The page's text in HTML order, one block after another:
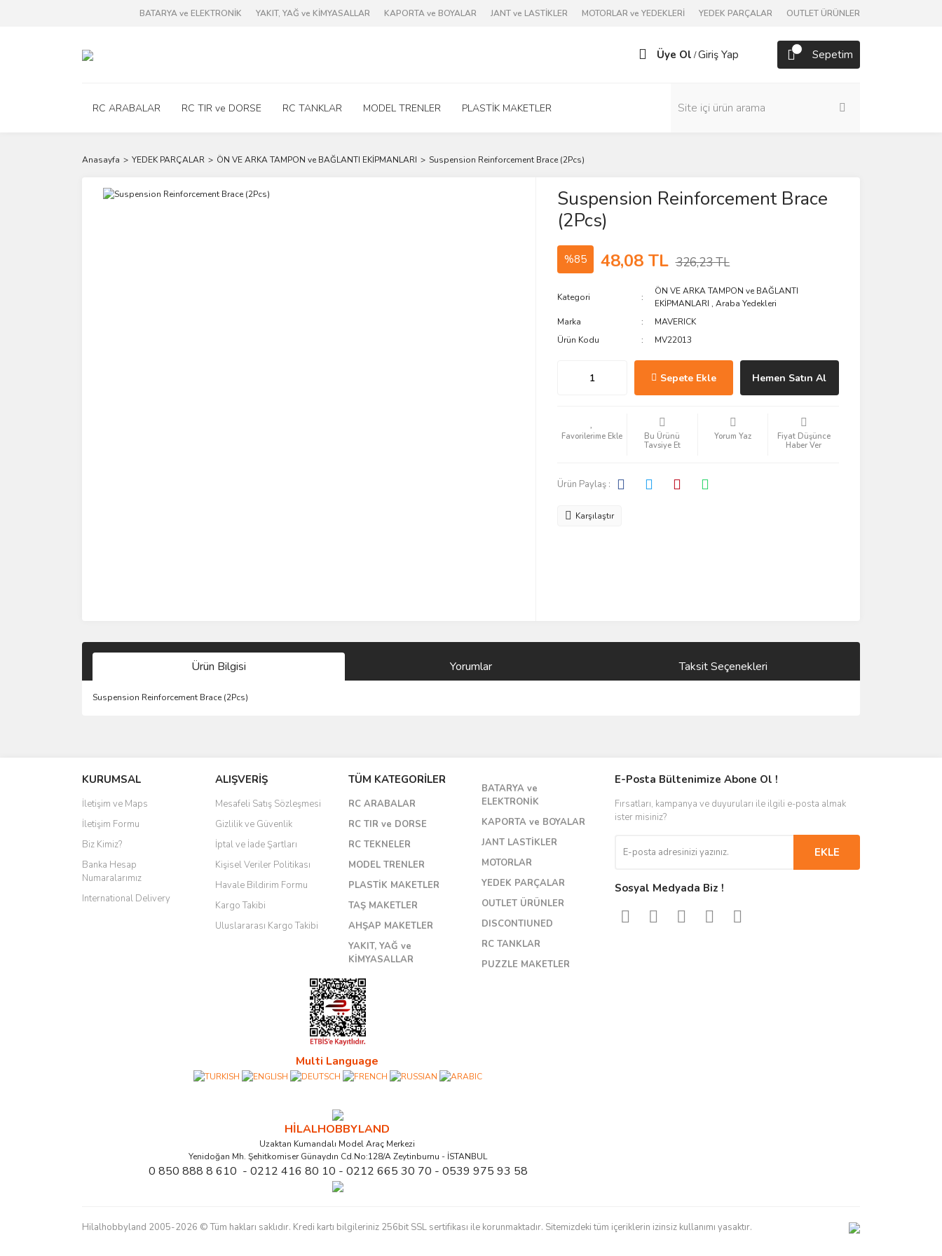
BATARYA ve ELEKTRONİK YAKIT, YAĞ ve KİMYASALLAR KAPORTA ve BOYALAR JANT ve LASTİKLER MOTORLAR ve YEDEKLERİ YEDEK PARÇALAR OUTLET ÜRÜNLER
Üye Ol /Giriş Yap Sepetim
RC ARABALAR RC TIR ve DORSE RC TANKLAR MODEL TRENLER PLASTİK MAKETLER
Anasayfa YEDEK PARÇALAR ÖN VE ARKA TAMPON ve BAĞLANTI EKİPMANLARI Suspension Reinforcement Brace (2Pcs)
Suspension Reinforcement Brace
(2Pcs)
%85 48,08 TL 326,23 TL
Kategori
ÖN VE ARKA TAMPON ve BAĞLANTI
EKİPMANLARI ,Araba Yedekleri
Marka
MAVERICK
Ürün Kodu
MV22013
Sepete Ekle Hemen Satın Al
Bu Ürünü
Tavsiye Et
Yorum Yaz
Fiyat Düşünce
Haber Ver
Ürün Paylaş :
Karşılaştır
Ürün Bilgisi Yorumlar Taksit Seçenekleri
Suspension Reinforcement Brace (2Pcs)
Yorum Yaz
KURUMSAL
İletişim ve Maps
İletişim Formu
Biz Kimiz?
Banka Hesap
Numaralarımız
International Delivery
ALIŞVERİŞ
Mesafeli Satış Sözleşmesi
Gizlilik ve Güvenlik
İptal ve İade Şartları
Kişisel Veriler Politikası
Havale Bildirim Formu
Kargo Takibi
Uluslararası Kargo Takibi
TÜM KATEGORİLER
RC ARABALAR
RC TIR ve DORSE
RC TEKNELER
MODEL TRENLER
PLASTİK MAKETLER
TAŞ MAKETLER
AHŞAP MAKETLER
YAKIT, YAĞ ve
KİMYASALLAR
BATARYA ve
ELEKTRONİK
KAPORTA ve BOYALAR
JANT LASTİKLER
MOTORLAR
YEDEK PARÇALAR
OUTLET ÜRÜNLER
DISCONTIUNED
RC TANKLAR
PUZZLE MAKETLER
Multi Language
HİLALHOBBYLAND
Uzaktan Kumandalı Model Araç Merkezi
Yenidoğan Mh. Şehitkomiser Günaydın Cd.No:128/A Zeytinburnu - İSTANBUL
0 850 888 8 610 - 0212 416 80 10 - 0212 665 30 70 - 0539 975 93 58
E-Posta Bültenimize Abone Ol !
Fırsatları, kampanya ve duyuruları ile ilgili e-posta almak
ister misiniz?
EKLE
Sosyal Medyada Biz !
Hilalhobbyland 2005-2026 © Tüm hakları saklıdır. Kredi kartı bilgileriniz 256bit SSL sertifikası ile korunmaktadır. Sitemizdeki tüm içeriklerin izinsiz kullanımı yasaktır.